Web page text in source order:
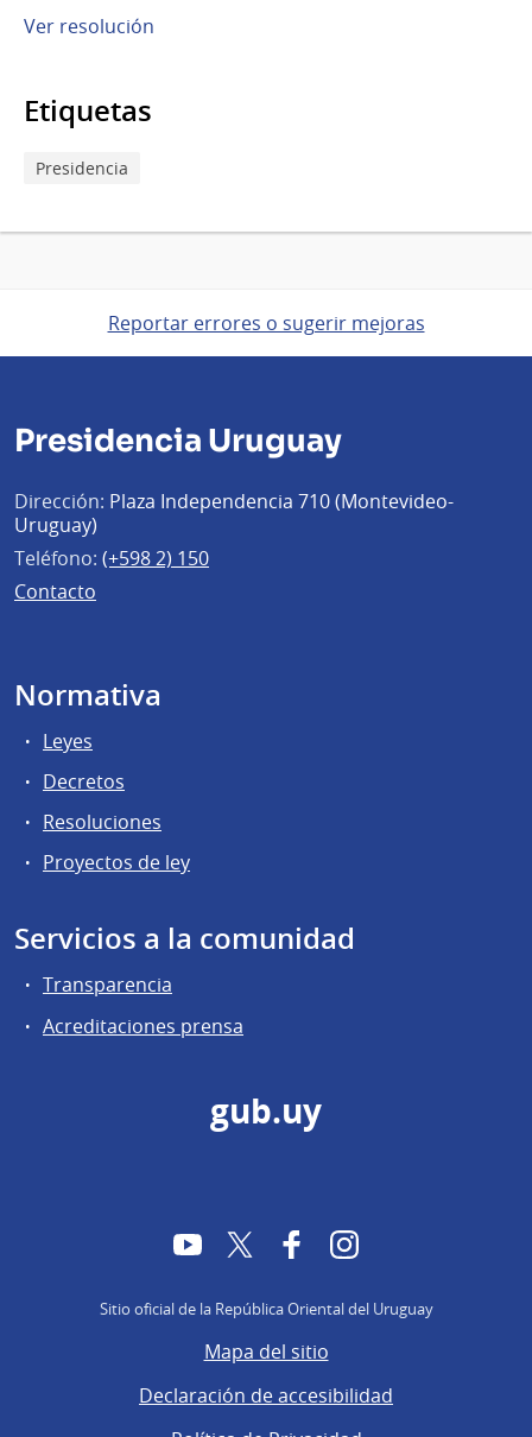
Ver resolución
Etiquetas
Presidencia
Reportar errores o sugerir mejoras
Presidencia Uruguay
Dirección: Plaza Independencia 710 (Montevideo-
Uruguay)
Teléfono: (+598 2) 150
Contacto
Normativa
Leyes
Decretos
Resoluciones
Proyectos de ley
Servicios a la comunidad
Transparencia
Acreditaciones prensa
gub.uy
YouTubeTwitter FacebookInstagram
Sitio oficial de la República Oriental del Uruguay
Mapa del sitio
Declaración de accesibilidad